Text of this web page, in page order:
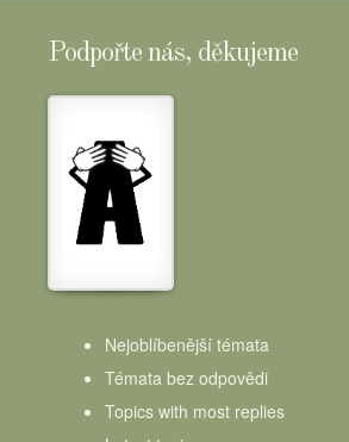
Podpořte nás, děkujeme
Nejoblíbenější témata
Témata bez odpovědi
Topics with most replies